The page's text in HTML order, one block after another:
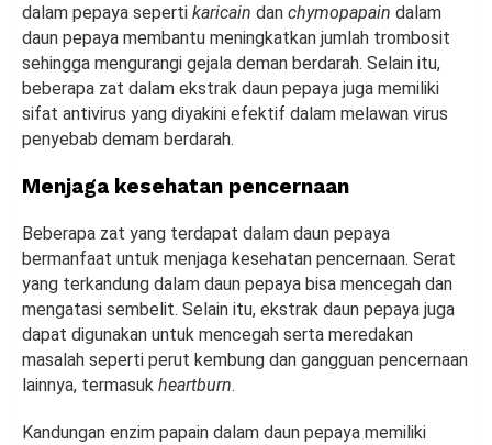
dalam pepaya seperti karicain dan chymopapain dalam
daun pepaya membantu meningkatkan jumlah trombosit
sehingga mengurangi gejala deman berdarah. Selain itu,
beberapa zat dalam ekstrak daun pepaya juga memiliki
sifat antivirus yang diyakini efektif dalam melawan virus
penyebab demam berdarah.
Menjaga kesehatan pencernaan
Beberapa zat yang terdapat dalam daun pepaya
bermanfaat untuk menjaga kesehatan pencernaan. Serat
yang terkandung dalam daun pepaya bisa mencegah dan
mengatasi sembelit. Selain itu, ekstrak daun pepaya juga
dapat digunakan untuk mencegah serta meredakan
masalah seperti perut kembung dan gangguan pencernaan
lainnya, termasuk heartburn.
Kandungan enzim papain dalam daun pepaya memiliki